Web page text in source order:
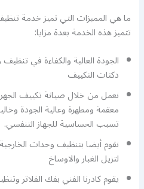
ما هي المميزات التي تميز خدمة
تتميز هذه الخدمة بعدة مزايا:
الجودة العالية والكفاءة في تنظيف
دكتات التكييف
نعمل من خلال صيانة تكييف
معقمة ومطهرة وعالية الجودة
تسبب الحساسية للجهاز التنفسي.
نقوم أيضا بتنظيف وحدات
لتزيل الغبار والاوساخ
يقوم كادرنا الفني بفك الفلاتر